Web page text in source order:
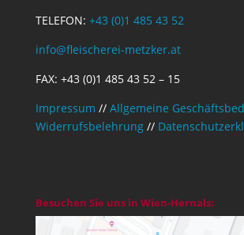
TELEFON: +43 (0)1 485 43 52
info@fleischerei-metzker.at
FAX: +43 (0)1 485 43 52 – 15
Impressum // Allgemeine
Widerrufsbelehrung//
Besuchen Sie uns in Wien-Hernals: